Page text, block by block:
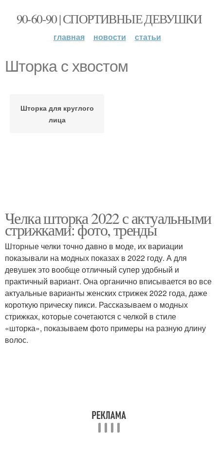
90-60-90 | СПОРТИВНЫЕ ДЕВУШКИ
главная новости статьи
Шторка с хвостом
Шторка для круглого
лица
Челка шторка 2022 с актуальными
стрижками: фото, тренды
Шторные челки точно давно в моде, их вариации
показывали на модных показах в 2022 году. А для
девушек это вообще отличный супер удобный и
практичный вариант. Она органично вписывается во все
актуальные варианты женских стрижек 2022 года, даже
короткую прическу пикси. Рассказываем о модных
стрижках, которые сочетаются с челкой в ​​стиле
«шторка», показываем фото примеры на разную длину
волос.